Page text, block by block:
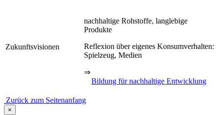
Zukunftsvisionen
nachhaltige Rohstoffe, langlebige
Produkte
Reflexion über eigenes Konsumverhalten:
Spielzeug, Medien
⇒
Bildung für nachhaltige Entwicklung
Zurück zum Seitenanfang
×